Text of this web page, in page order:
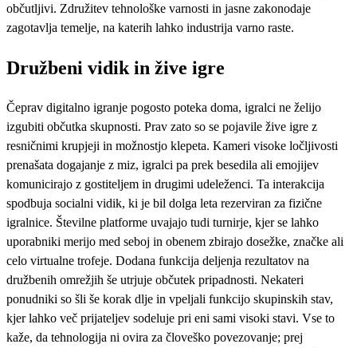
občutljivi. Združitev tehnološke varnosti in jasne zakonodaje
zagotavlja temelje, na katerih lahko industrija varno raste.
Družbeni vidik in žive igre
Čeprav digitalno igranje pogosto poteka doma, igralci ne želijo
izgubiti občutka skupnosti. Prav zato so se pojavile žive igre z
resničnimi krupjeji in možnostjo klepeta. Kameri visoke ločljivosti
prenašata dogajanje z miz, igralci pa prek besedila ali emojijev
komunicirajo z gostiteljem in drugimi udeleženci. Ta interakcija
spodbuja socialni vidik, ki je bil dolga leta rezerviran za fizične
igralnice. Številne platforme uvajajo tudi turnirje, kjer se lahko
uporabniki merijo med seboj in obenem zbirajo dosežke, značke ali
celo virtualne trofeje. Dodana funkcija deljenja rezultatov na
družbenih omrežjih še utrjuje občutek pripadnosti. Nekateri
ponudniki so šli še korak dlje in vpeljali funkcijo skupinskih stav,
kjer lahko več prijateljev sodeluje pri eni sami visoki stavi. Vse to
kaže, da tehnologija ni ovira za človeško povezovanje; prej